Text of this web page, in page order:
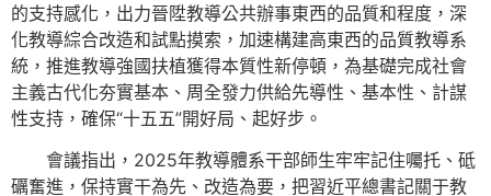
的支持感化，出力晉陞教導公共辦事東西的品質和程度，深
化教導綜合改造和試點摸索，加速構建高東西的品質教導系
統，推進教導強國扶植獲得本質性新停頓，為基礎完成社會
主義古代化夯實基本、周全發力供給先導性、基本性、計謀
性支持，確保“十五五”開好局、起好步。
會議指出，2025年教導體系干部師生牢牢記住囑托、砥
礪奮進，保持實干為先、改造為要，把習近平總書記關于教